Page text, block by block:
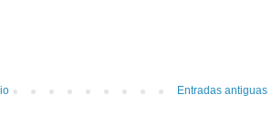
Entradas antiguas